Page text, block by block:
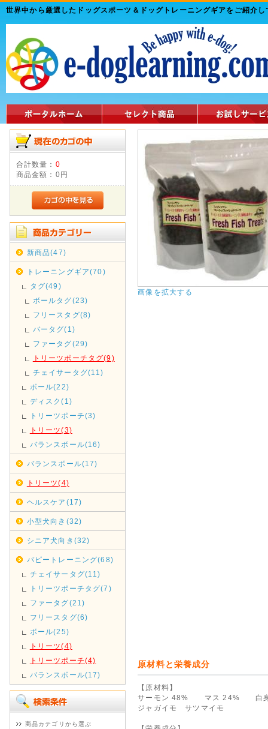
世界中から厳選したドッグスポーツ＆ドッグトレーニングギアをご紹介
合計数量： 0
商品金額： 0円
新商品(47)
トレーニングギア(70)
タグ(49)
ボールタグ(23)
フリースタグ(8)
バータグ(1)
ファータグ(29)
トリーツポーチタグ(9)
チェイサータグ(11)
ボール(22)
ディスク(1)
トリーツポーチ(3)
トリーツ(3)
バランスボール(16)
バランスボール(17)
トリーツ(4)
ヘルスケア(17)
小型犬向き(32)
シニア犬向き(32)
パピートレーニング(68)
チェイサータグ(11)
トリーツポーチタグ(7)
ファータグ(21)
フリースタグ(6)
ボール(25)
トリーツ(4)
トリーツポーチ(4)
バランスボール(17)
商品カテゴリから選ぶ
画像を拡大する
原材料と栄養成分
【原材料】
サーモン 48% マス 24% 白身
ジャガイモ サツマイモ